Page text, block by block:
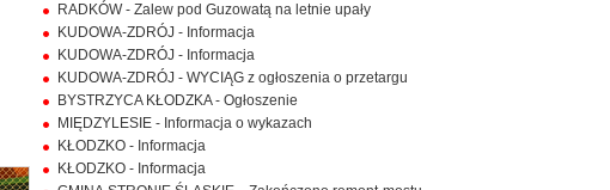
RADKÓW - Zalew pod Guzowatą na letnie upały
KUDOWA-ZDRÓJ - Informacja
KUDOWA-ZDRÓJ - Informacja
KUDOWA-ZDRÓJ - WYCIĄG z ogłoszenia o przetargu
BYSTRZYCA KŁODZKA - Ogłoszenie
MIĘDZYLESIE - Informacja o wykazach
KŁODZKO - Informacja
KŁODZKO - Informacja